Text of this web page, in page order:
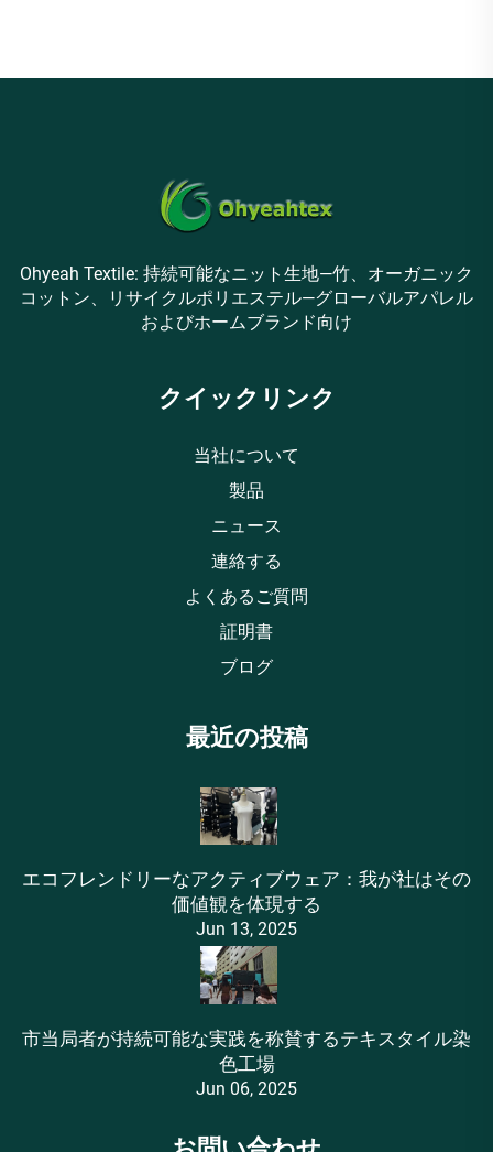
Ohyeah Textile: 持続可能なニット生地—竹、オーガニック
コットン、リサイクルポリエステル—グローバルアパレル
およびホームブランド向け
クイックリンク
当社について
製品
ニュース
連絡する
よくあるご質問
証明書
ブログ
最近の投稿
エコフレンドリーなアクティブウェア：我が社はその
価値観を体現する
Jun 13, 2025
市当局者が持続可能な実践を称賛するテキスタイル染
色工場
Jun 06, 2025